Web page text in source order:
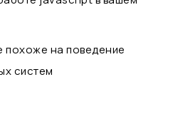
похоже на поведение
систем